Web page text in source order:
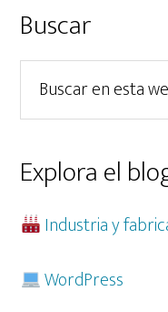
Barra
lateral
principal
Buscar
esta
web
Explora el
Industria y
WordPress